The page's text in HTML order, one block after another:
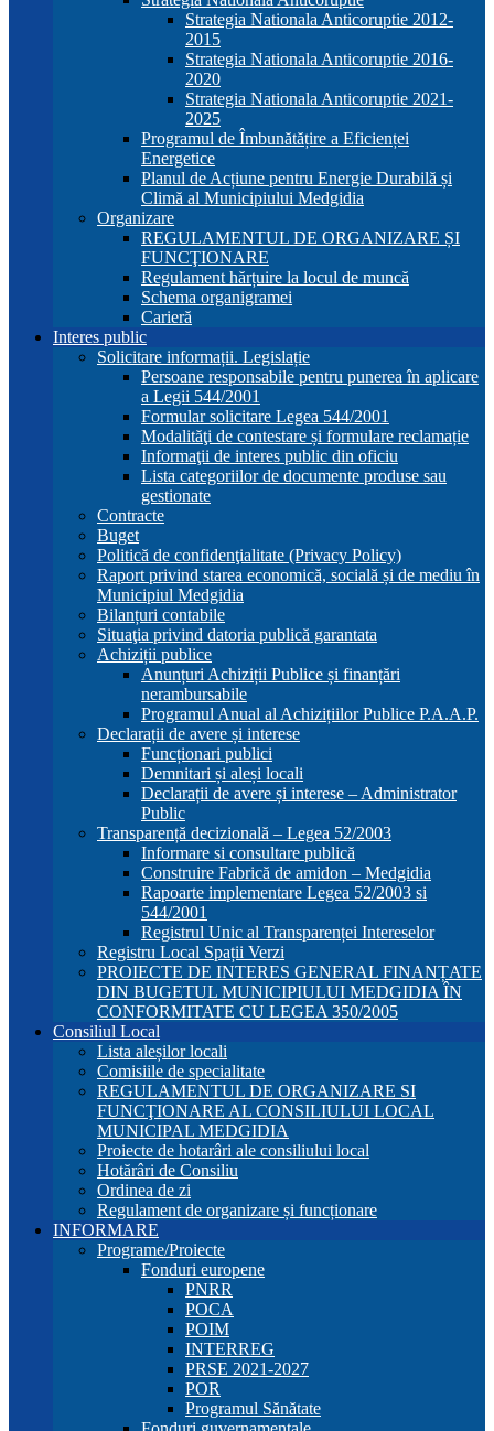
Strategia Nationala Anticoruptie 2012-
2015
Strategia Nationala Anticoruptie 2016-
2020
Strategia Nationala Anticoruptie 2021-
2025
Programul de Îmbunătățire a Eficienței
Energetice
Planul de Acțiune pentru Energie Durabilă și
Climă al Municipiului Medgidia
Organizare
REGULAMENTUL DE ORGANIZARE ȘI
FUNCŢIONARE
Regulament hărțuire la locul de muncă
Schema organigramei
Carieră
Interes public
Solicitare informații. Legislație
Persoane responsabile pentru punerea în aplicare
a Legii 544/2001
Formular solicitare Legea 544/2001
Modalităţi de contestare și formulare reclamație
Informaţii de interes public din oficiu
Lista categoriilor de documente produse sau
gestionate
Contracte
Buget
Politică de confidenţialitate (Privacy Policy)
Raport privind starea economică, socială și de mediu în
Municipiul Medgidia
Bilanțuri contabile
Situaţia privind datoria publică garantata
Achiziții publice
Anunțuri Achiziții Publice și finanțări
nerambursabile
Programul Anual al Achizițiilor Publice P.A.A.P.
Declarații de avere și interese
Funcționari publici
Demnitari și aleși locali
Declarații de avere și interese – Administrator
Public
Transparență decizională – Legea 52/2003
Informare si consultare publică
Construire Fabrică de amidon – Medgidia
Rapoarte implementare Legea 52/2003 si
544/2001
Registrul Unic al Transparenței Intereselor
Registru Local Spații Verzi
PROIECTE DE INTERES GENERAL FINANȚATE
DIN BUGETUL MUNICIPIULUI MEDGIDIA ÎN
CONFORMITATE CU LEGEA 350/2005
Consiliul Local
Lista aleșilor locali
Comisiile de specialitate
REGULAMENTUL DE ORGANIZARE SI
FUNCŢIONARE AL CONSILIULUI LOCAL
MUNICIPAL MEDGIDIA
Proiecte de hotarâri ale consiliului local
Hotărâri de Consiliu
Ordinea de zi
Regulament de organizare și funcționare
INFORMARE
Programe/Proiecte
Fonduri europene
PNRR
POCA
POIM
INTERREG
PRSE 2021-2027
POR
Programul Sănătate